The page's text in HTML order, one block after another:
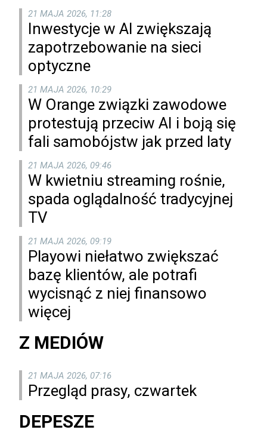
21 MAJA 2026, 11:28
Inwestycje w AI zwiększają
zapotrzebowanie na sieci
optyczne
21 MAJA 2026, 10:29
W Orange związki zawodowe
protestują przeciw AI i boją się
fali samobójstw jak przed laty
21 MAJA 2026, 09:46
W kwietniu streaming rośnie,
spada oglądalność tradycyjnej
TV
21 MAJA 2026, 09:19
Playowi niełatwo zwiększać
bazę klientów, ale potrafi
wycisnąć z niej finansowo
więcej
Z MEDIÓW
21 MAJA 2026, 07:16
Przegląd prasy, czwartek
DEPESZE